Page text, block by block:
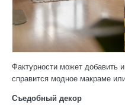
Фактурности может добавить
справится модное макраме
Съедобный декор